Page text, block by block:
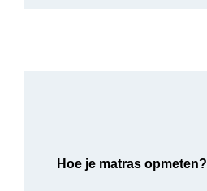
Hoe je matras opmeten?